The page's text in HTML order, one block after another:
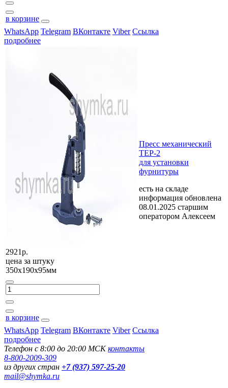
в корзине
WhatsApp Telegram ВКонтакте Viber Ссылка
подробнее
2921р.
цена за штуку
350х190х95мм
в корзине
Пресс механический
TEP-2
для установки
фурнитуры
есть на складе
информация обновлена
08.01.2025 старшим
оператором Алексеем
WhatsApp Telegram ВКонтакте Viber Ссылка
подробнее
Телефон с 8:00 до 20:00 МСКконтакты
8-800-2009-309
из других стран +7 (937) 597-25-20
mail@shymka.ru